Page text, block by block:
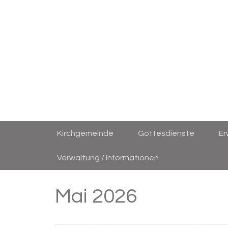
Kirchgemeinde Gottesdienste
Verwaltung / Informationen
Mai 2026